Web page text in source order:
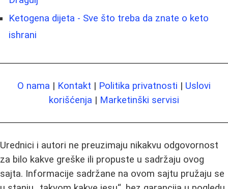
Ketogena dijeta - Sve što treba da znate o keto
ishrani
O nama | Kontakt | Politika privatnosti | Uslovi
korišćenja | Marketinški servisi
Urednici i autori ne preuzimaju nikakvu odgovornost
za bilo kakve greške ili propuste u sadržaju ovog
sajta. Informacije sadržane na ovom sajtu pružaju se